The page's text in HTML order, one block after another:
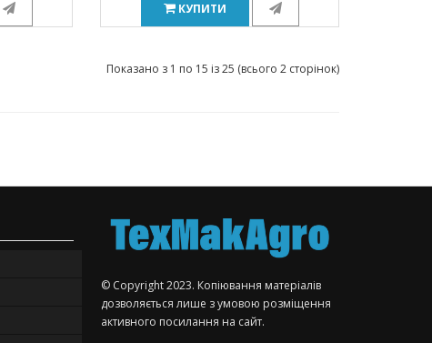
КУПИТИ
Показано з 1 по 15 із 25 (всього 2 сторінок)
© Copyright 2023. Копіювання матеріалів
дозволяється лише з умовою розміщення
активного посилання на сайт.